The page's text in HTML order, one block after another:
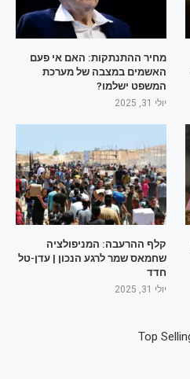
מחיר ההתנתקות: האם אי פעם
האשמים במצבה של מערכת
המשפט ישלמו?
יולי 31, 2025
קלף ההרעבה: המניפולציה
שחמאס שמר לרגע הנכון | עדן-טל
חדד
יולי 31, 2025